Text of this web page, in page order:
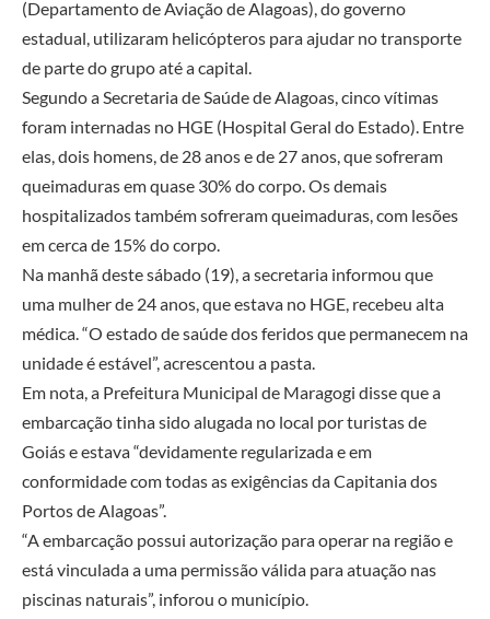
(Departamento de Aviação de Alagoas), do governo
estadual, utilizaram helicópteros para ajudar no transporte
de parte do grupo até a capital.
Segundo a Secretaria de Saúde de Alagoas, cinco vítimas
foram internadas no HGE (Hospital Geral do Estado). Entre
elas, dois homens, de 28 anos e de 27 anos, que sofreram
queimaduras em quase 30% do corpo. Os demais
hospitalizados também sofreram queimaduras, com lesões
em cerca de 15% do corpo.
Na manhã deste sábado (19), a secretaria informou que
uma mulher de 24 anos, que estava no HGE, recebeu alta
médica. “O estado de saúde dos feridos que permanecem na
unidade é estável”, acrescentou a pasta.
Em nota, a Prefeitura Municipal de Maragogi disse que a
embarcação tinha sido alugada no local por turistas de
Goiás e estava “devidamente regularizada e em
conformidade com todas as exigências da Capitania dos
Portos de Alagoas”.
“A embarcação possui autorização para operar na região e
está vinculada a uma permissão válida para atuação nas
piscinas naturais”, inforou o município.